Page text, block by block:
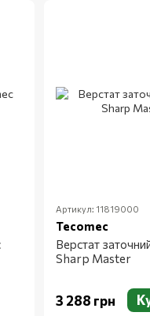
Артикул: 11819000
Tecomec
Верстат
Sharp Master
3 288 грн